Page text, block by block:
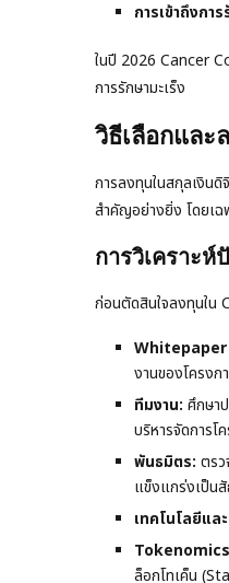
การเข้าถึงกา
ในปี 2026 Cancer
การรักษามะเร็ง
วิธีเลือกแล
การลงทุนในสกุลเงิน
สำคัญอย่างยิ่ง โดยเฉ
การวิเคราะ
ก่อนตัดสินใจลงทุนใน
Whitepaper
งานของโครงก
ทีมงาน: ศึกษา
บริหารจัดการโ
พันธมิตร: ตร
แข็งแกร่งเป็
เทคโนโลยีแล
ล็อกโทเค็น